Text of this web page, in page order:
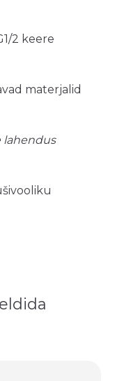
2 keere
materjalid
lahendus